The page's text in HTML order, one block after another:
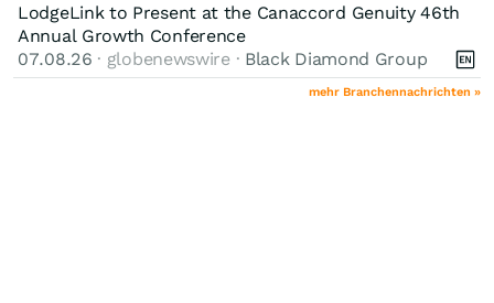
LodgeLink to Present at the Canaccord Genuity 46th
Annual Growth Conference
07.08.26 · globenewswire · Black Diamond Group
mehr Branchennachrichten »